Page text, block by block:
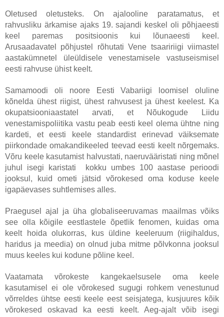
Oletused oletusteks. On ajalooline paratamatus, et
rahvusliku ärkamise ajaks 19. sajandi keskel oli põhjaeesti
keel paremas positsioonis kui lõunaeesti keel.
Arusaadavatel põhjustel rõhutati Vene tsaaririigi viimastel
aastakümnetel üleüldisele venestamisele vastuseismisel
eesti rahvuse ühist keelt.
Samamoodi oli noore Eesti Vabariigi loomisel oluline
kõnelda ühest riigist, ühest rahvusest ja ühest keelest. Ka
okupatsiooniaastatel arvati, et Nõukogude Liidu
venestamispoliitika vastu peab eesti keel olema ühtne ning
kardeti, et eesti keele standardist erinevad väiksemate
piirkondade omakandikeeled teevad eesti keelt nõrgemaks.
Võru keele kasutamist halvustati, naeruvääristati ning mõnel
juhul isegi karistati kokku umbes 100 aastase perioodi
jooksul, kuid ometi jätsid võrokesed oma koduse keele
igapäevases suhtlemises alles.
Praegusel ajal ja üha globaliseeruvamas maailmas võiks
see olla kõigile eestlastele õpetlik fenomen, kuidas oma
keelt hoida olukorras, kus üldine keeleruum (riigihaldus,
haridus ja meedia) on olnud juba mitme põlvkonna jooksul
muus keeles kui kodune põline keel.
Vaatamata võrokeste kangekaelsusele oma keele
kasutamisel ei ole võrokesed sugugi rohkem venestunud
võrreldes ühtse eesti keele eest seisjatega, kusjuures kõik
võrokesed oskavad ka eesti keelt. Aeg-ajalt võib isegi